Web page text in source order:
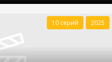
10 серий 2025